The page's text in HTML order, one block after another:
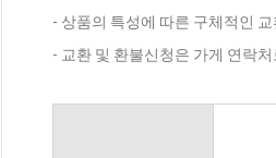
- 상품의 특성에 따른 구체적인
- 교환 및 환불신청은 가게 연락